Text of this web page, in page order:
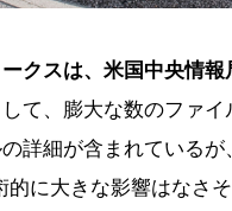
ークスは、米国中央情
て、膨大な数のファイ
詳細が含まれている
に大きな影響はなさそ